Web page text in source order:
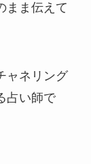
まま伝えて
ャネリング
占い師で